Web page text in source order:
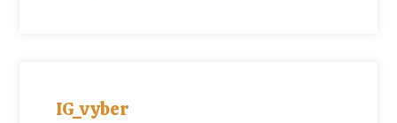
IG_vyber